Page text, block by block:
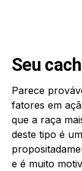
Seu
Parece
fatores em
que a raça
deste tipo é
e é muito